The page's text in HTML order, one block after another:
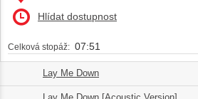
Hlídat dostupnost
Celková stopáž: 07:51
Lay Me Down
Lay Me Down [Acoustic Version]